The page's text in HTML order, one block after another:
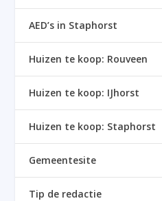
AED’s in Staphorst
Huizen te koop: Rouveen
Huizen te koop: IJhorst
Huizen te koop: Staphorst
Gemeentesite
Tip de redactie